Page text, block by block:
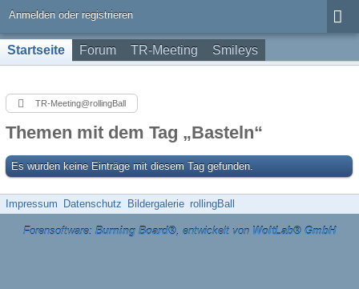
Anmelden oder registrieren
Startseite Forum TR-Meeting Smileys
TR-Meeting@rollingBall
Themen mit dem Tag „Basteln“
Es wurden keine Einträge mit diesem Tag gefunden.
Impressum Datenschutz Bildergalerie rollingBall
Forensoftware: Burning Board®, entwickelt von WoltLab® GmbH